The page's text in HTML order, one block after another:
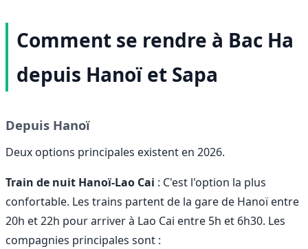
Comment se rendre à Bac Ha
depuis Hanoï et Sapa
Depuis Hanoï
Deux options principales existent en 2026.
Train de nuit Hanoï-Lao Cai : C'est l'option la plus
confortable. Les trains partent de la gare de Hanoï entre
20h et 22h pour arriver à Lao Cai entre 5h et 6h30. Les
compagnies principales sont :